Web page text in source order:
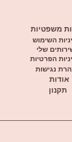
משפטיות
השימוש
שלי
הפרטיות
נגישות
אודות
תקנון